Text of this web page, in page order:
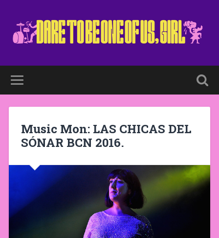
Music Mon: LAS CHICAS DEL
SÓNAR BCN 2016.